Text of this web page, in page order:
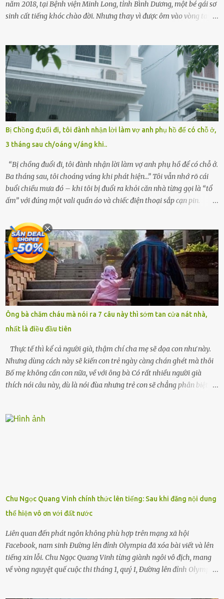
năm 2018, tại Bệnh viện Minh Long, tỉnh Bình Dương, một bé gái sơ
sinh cất tiếng khóc chào đời. Nhưng thay vì được ôm vào vòng tay
hảo, địa vị cao sang của ông Trần Quốc Tùng xem như điềm gở. Ông
Tùng, một doanh nhân quyền lực có tiếng ở Bình Dương, cùng vợ là
bà Đỗ Thị Nga, lập tức ra quyết định nhẫn tâm: bỏ lại đứa trẻ. Họ
viện cớ “không đủ khả năng nuôi dưỡng” và ký vào giấy từ chối
quyền giám hộ, yêu cầu bệnh viện xử lý bé như một trường hợp bị
bỏ rơi. Trong khi ấy, con gái ruột của họ – Trần Lệ Mi – vẫn đang
mê man sau sinh, hoàn toàn không hay biết chuyện gì xảy ra.
Thiếu úy Nguyễn Thị Mai, một nữ cảnh sát công tác tại địa phương,
tình cờ chứng kiến giây phút bé bị đưa đi trong lặng lẽ. Nét mặt đỏ
hỏn, bàn tay bé xíu co quắp, ...
Bị Chồng đ;uổi đi, tôi đành nhận lời làm vợ anh phụ hồ để có chỗ ở,
3 tháng sau ch/oáng v/áng khi..
“Bị chồng đuổi đi, tôi đành nhận lời làm vợ anh phụ hồ để có chỗ ở.
Ba tháng sau, tôi choáng váng khi phát hiện…” Tôi vẫn nhớ rõ cái
buổi chiều mưa đó – khi tôi bị đuổi ra khỏi căn nhà từng gọi là “tổ
ấm” với đúng một vali quần áo và chiếc điện thoại sắp cạn pin.
thương xót ném tôi ra đường sau khi tôi bị sảy thai lần thứ hai. “Tôi
cưới cô để có con. Không phải để nuôi một cái thân bất tài chỉ biết
khóc lóc,” anh ta gằn giọng, đẩy mạnh cánh cửa trước mặt tôi.
Tiếng cánh cửa đóng lại, vang lên như một bản án lạnh lùng. Tôi
đứng chết lặng giữa cơn mưa, không biết đi đâu, về đâu. Bố mẹ tôi
mất sớm. Tôi chẳng có anh chị em. Họ hàng cũng thưa thớt, chẳng
ai thân thiết đến mức có thể mở lòng cho tôi tá túc. Bạn bè? Ai cũng
bận rộn với gia đình riêng của họ. Tôi đã từng đặt cược cả thanh
xuân vào người chồng ấy – và giờ, tôi chỉ còn lại chính mình. Tôi lên
chiếc xe buýt cuối ngày, trốn chạy khỏi thành phố và nỗi đau. Tôi v...
Ông bà chăm cháu mà nói ra 7 câu này thì sớm tan cửa nát nhà,
nhất là điều đầu tiên
Thực tế thì kể cả người già, thậm chí cha mẹ sẽ dọa con như này.
Nhưng dùng cách này sẽ kiến con trẻ ngày càng chán ghét mà thôi
Bố mẹ không cần con nữa, về với ông bà Có rất nhiều người già
thích nói câu này, dù là nói đùa nhưng trẻ con sẽ chẳng phân biệt
khuyên nhủ con thật cẩn thận. Nếu cháu không nghe lời, cảnh sát
để được giúp đỡ thì có thể sẽ bỏ lỡ cơ hội và gặp nguy hiểm. Trẻ con
có biết gì đâu Nhiều người cứ coi trẻ còn nhỏ nên dù có phạm sai
lầm, thì họ cũng không trách mắng. Nhưng nếu người lớn tuổi
không dạy con cẩn...
Chu Ngọc Quang Vinh chính thức lên tiếng: Sau khi đăng nội dung
thể hiện vô ơn với đất nước
Liên quan đến phát ngôn không phù hợp trên mạng xã hội
Facebook, nam sinh Đường lên đỉnh Olympia đã xóa bài viết và lên
tiếng xin lỗi. Chu Ngọc Quang Vinh từng giành ngôi vô địch, mang
về vòng nguyệt quế cuộc thi tháng 1, quý I, Đường lên đỉnh Olympia.